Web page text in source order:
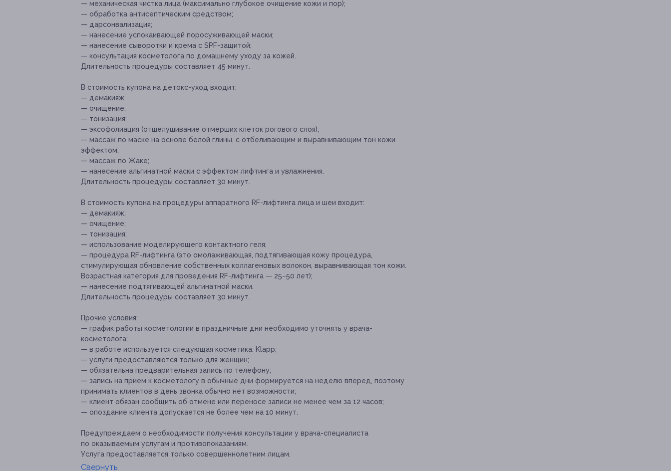
— механическая чистка лица (максимально глубокое очищение кожи и пор);
— обработка антисептическим средством;
— дарсонвализация;
— нанесение успокаивающей поросуживающей маски;
— нанесение сыворотки и крема с SPF-защитой;
— консультация косметолога по домашнему уходу за кожей.
Длительность процедуры составляет 45 минут.
В стоимость купона на детокс-уход входит:
— демакияж
— очищение;
— тонизация;
— эксофолиация (отшелушивание отмерших клеток рогового слоя);
— массаж по маске на основе белой глины, с отбеливающим и выравнивающим тон кожи
эффектом;
— массаж по Жаке;
— нанесение альгинатной маски с эффектом лифтинга и увлажнения.
Длительность процедуры составляет 30 минут.
В стоимость купона на процедуры аппаратного RF-лифтинга лица и шеи входит:
— демакияж;
— очищение;
— тонизация;
— использование моделирующего контактного геля;
— процедура RF-лифтинга (это омолаживающая, подтягивающая кожу процедура,
стимулирующая обновление собственных коллагеновых волокон, выравнивающая тон кожи.
Возрастная категория для проведения RF-лифтинга — 25–50 лет);
— нанесение подтягивающей альгинатной маски.
Длительность процедуры составляет 30 минут.
Прочие условия:
— график работы косметологии в праздничные дни необходимо уточнять у врача-
косметолога;
— в работе используется следующая косметика: Klapp;
— услуги предоставляются только для женщин;
— обязательна предварительная запись по телефону;
— запись на прием к косметологу в обычные дни формируется на неделю вперед, поэтому
принимать клиентов в день звонка обычно нет возможности;
— клиент обязан сообщить об отмене или переносе записи не менее чем за 12 часов;
— опоздание клиента допускается не более чем на 10 минут.
Предупреждаем о необходимости получения консультации у врача-специалиста
по оказываемым услугам и противопоказаниям.
Услуга предоставляется только совершеннолетним лицам.
Свернуть